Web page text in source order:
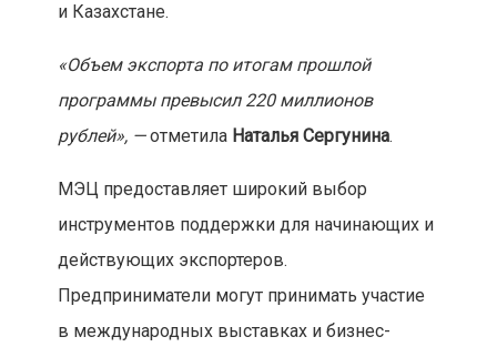
и Казахстане.
«Объем экспорта по итогам прошлой
программы превысил 220 миллионов
рублей», —отметила Наталья Сергунина.
МЭЦ предоставляет широкий выбор
инструментов поддержки для начинающих и
действующих экспортеров.
Предприниматели могут принимать участие
в международных выставках и бизнес-